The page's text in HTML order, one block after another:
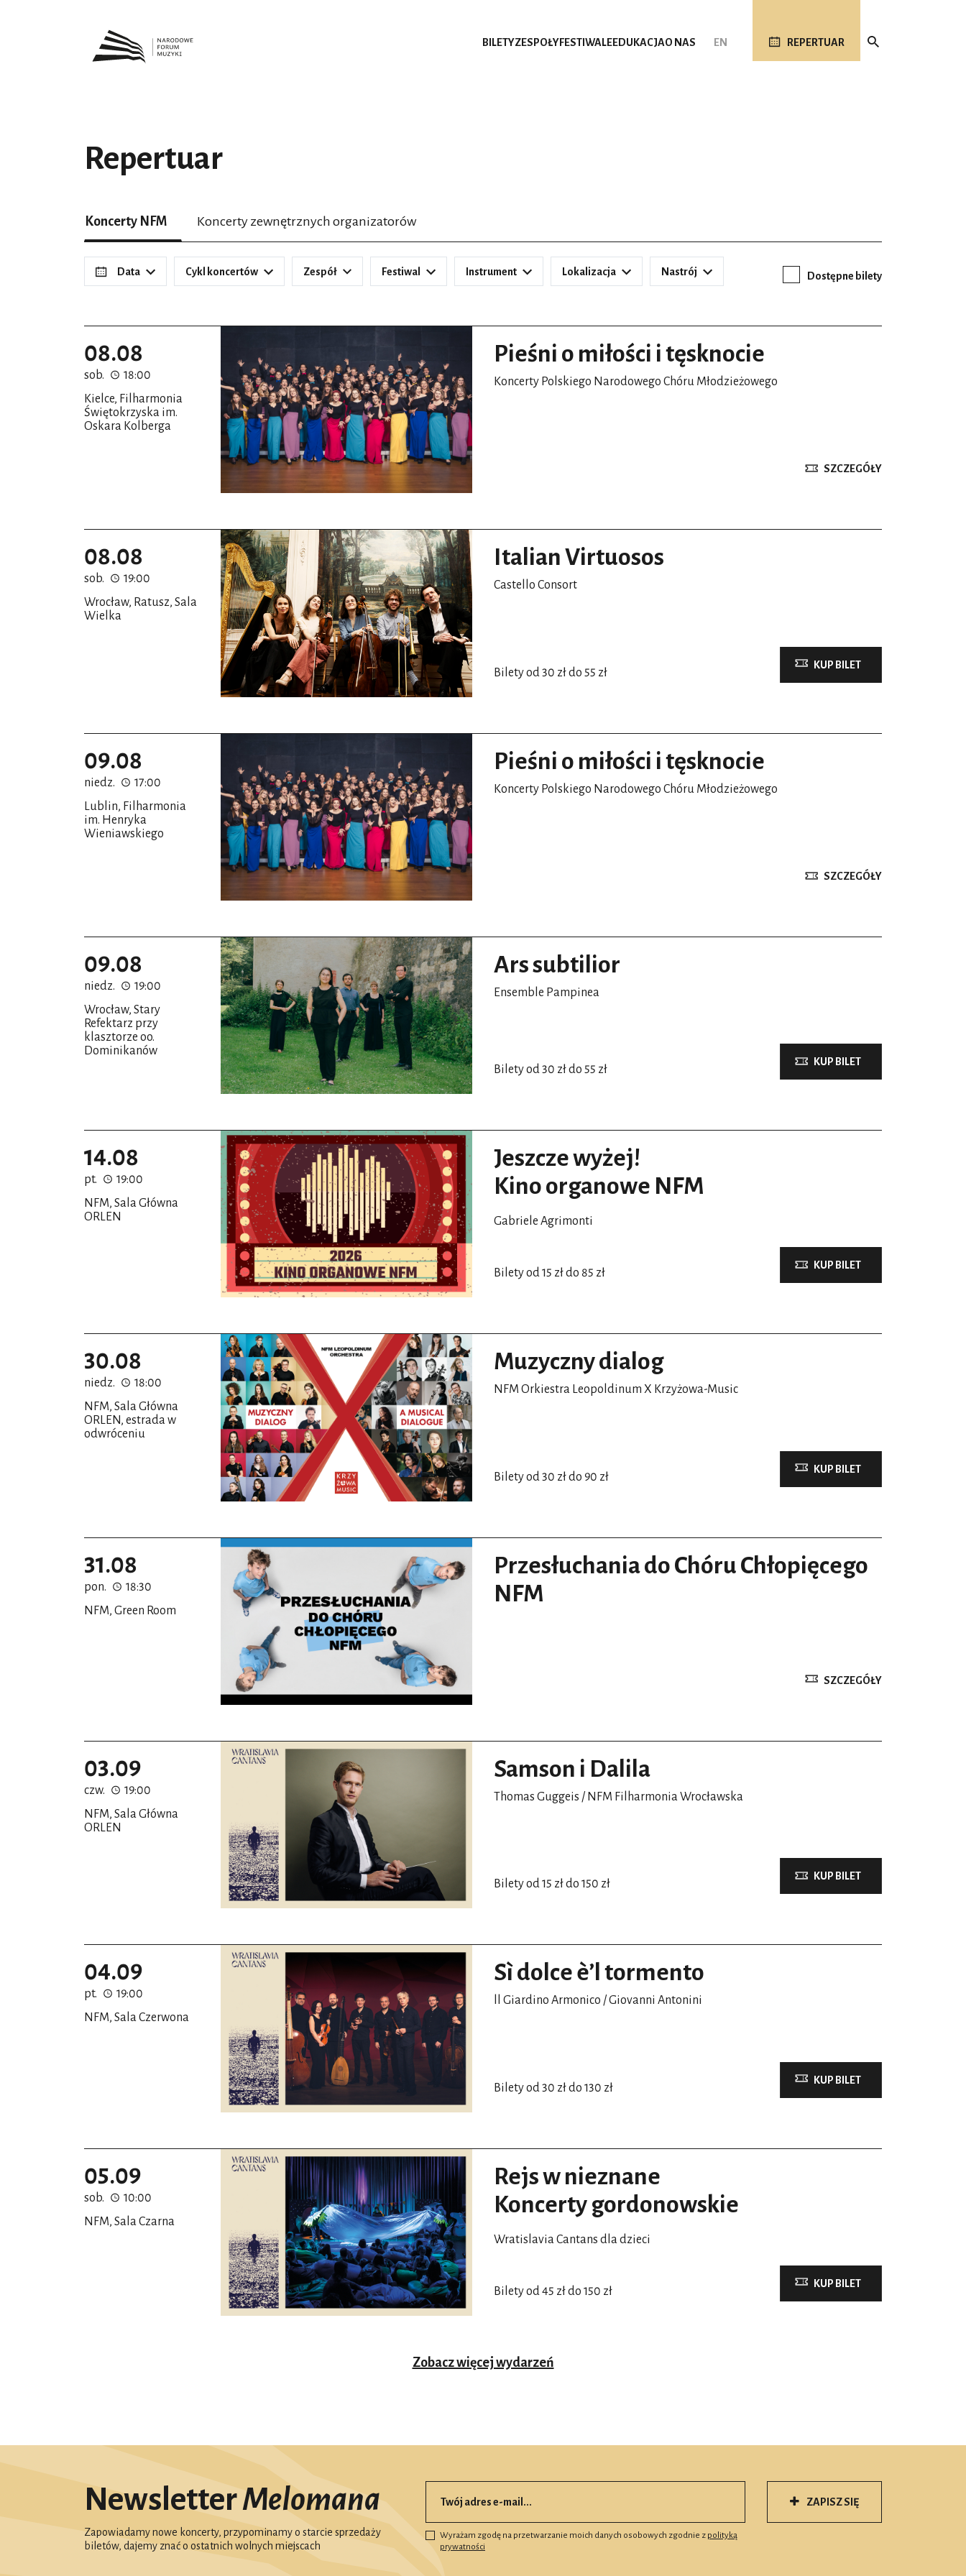
BILETYZESPOŁYFESTIWALEEDUKACJAO NAS EN REPERTUAR
Repertuar
Koncerty NFM Koncerty zewnętrznych organizatorów
Data Cykl koncertów Zespół Festiwal Instrument Lokalizacja Nastrój Dostępne bilety
08.08
sob.
18:00
Kielce, Filharmonia
Świętokrzyska im.
Oskara Kolberga
Pieśni o miłości i tęsknocie
Koncerty Polskiego Narodowego Chóru Młodzieżowego
SZCZEGÓŁY
08.08
sob.
19:00
Wrocław, Ratusz, Sala
Wielka
Italian Virtuosos
Castello Consort
Bilety od 30 zł do 55 zł
KUP BILET
09.08
niedz.
17:00
Lublin, Filharmonia
im. Henryka
Wieniawskiego
Pieśni o miłości i tęsknocie
Koncerty Polskiego Narodowego Chóru Młodzieżowego
SZCZEGÓŁY
09.08
niedz.
19:00
Wrocław, Stary
Refektarz przy
klasztorze oo.
Dominikanów
Ars subtilior
Ensemble Pampinea
Bilety od 30 zł do 55 zł
KUP BILET
14.08
pt.
19:00
NFM, Sala Główna
ORLEN
Jeszcze wyżej!
Kino organowe NFM
Gabriele Agrimonti
Bilety od 15 zł do 85 zł
KUP BILET
30.08
niedz.
18:00
NFM, Sala Główna
ORLEN, estrada w
odwróceniu
Muzyczny dialog
NFM Orkiestra Leopoldinum X Krzyżowa-Music
Bilety od 30 zł do 90 zł
KUP BILET
31.08
pon.
18:30
NFM, Green Room
Przesłuchania do Chóru Chłopięcego
NFM
SZCZEGÓŁY
03.09
czw.
19:00
NFM, Sala Główna
ORLEN
Samson i Dalila
Thomas Guggeis / NFM Filharmonia Wrocławska
Bilety od 15 zł do 150 zł
KUP BILET
04.09
pt.
19:00
NFM, Sala Czerwona
Sì dolce è’l tormento
ll Giardino Armonico / Giovanni Antonini
Bilety od 30 zł do 130 zł
KUP BILET
05.09
sob.
10:00
NFM, Sala Czarna
Rejs w nieznane
Koncerty gordonowskie
Wratislavia Cantans dla dzieci
Bilety od 45 zł do 150 zł
KUP BILET
Zobacz więcej wydarzeń
NewsletterMelomana
Zapowiadamy nowe koncerty, przypominamy o starcie sprzedaży
biletów, dajemy znać o ostatnich wolnych miejscach
Wyrażam zgodę na przetwarzanie moich danych osobowych zgodnie z polityką
prywatności
ZAPISZ SIĘ